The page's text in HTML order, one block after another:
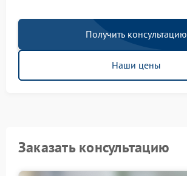
Получить консультацию
Наши цены
Заказать консультацию